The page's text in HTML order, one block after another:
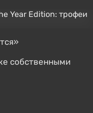
собственными